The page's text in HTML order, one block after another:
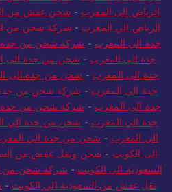
الرياض إلى المغرب - شحن عفش من
الرياض الي المغرب - شركة شحن من
جدة الى المغرب - شركة شحن من جدة
جدة الى المغرب - شحن من جدة الى
جدة الى المغرب - شحن من جدة الى
جدة الي المغرب - شركة شحن من جدة
جدة الى المغرب - شركة شحن من جدة
جدة الي المغرب - شحن من جدة الي
الي المغرب - شحن من جدة الي
الى الكويت - شحن ونقل عفش من
السعودية الى الكويت - شركة شحن من
نقل عفش من السعودية الي الكويت -